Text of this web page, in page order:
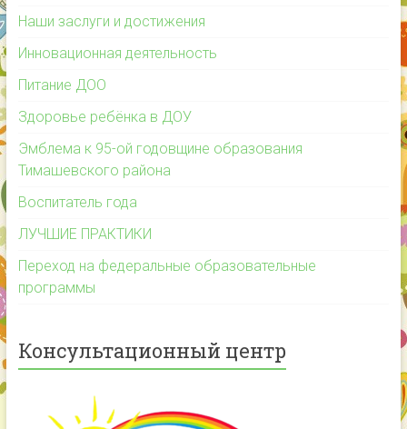
Наши заслуги и достижения
Инновационная деятельность
Питание ДОО
Здоровье ребёнка в ДОУ
Эмблема к 95-ой годовщине образования
Тимашевского района
Воспитатель года
ЛУЧШИЕ ПРАКТИКИ
Переход на федеральные образовательные
программы
Консультационный центр